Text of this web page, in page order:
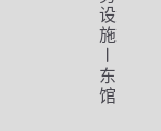
设
施
东
馆